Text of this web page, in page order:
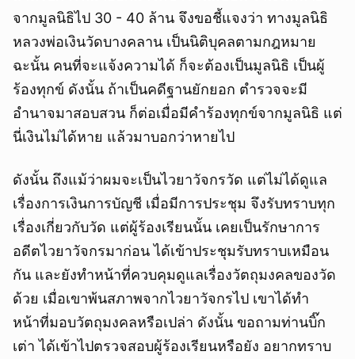
จากมูลนิธิไป 30 - 40 ล้าน จึงขอชี้แจงว่า ทางมูลนิธิ
หลวงพ่อเงินวัดบางคลาน เป็นนิติบุคลตามกฎหมาย
ฉะนั้น คนที่จะแจ้งความได้ ก็จะต้องเป็นมูลนิธิ เป็นผู้
ร้องทุกข์ ดังนั้น ถ้าเป็นคดีฐานยักยอก ตำรวจจะมี
อำนาจมาสอบสวน ก็ต่อเมื่อมีคำร้องทุกข์จากมูลนิธิ แต่
นี่เงินไม่ได้หาย แล้วมาบอกว่าหายไป
ดังนั้น ถึงแม้ว่าผมจะเป็นไวยาวัจกรวัด แต่ไม่ได้ดูแล
เรื่องการเงินการบัญชี เมื่อมีการประชุม จึงรับทราบทุก
เรื่องเกี่ยวกับวัด แต่ผู้ร้องเรียนนั้น เคยเป็นรักษาการ
อดีตไวยาวัจกรมาก่อน ได้เข้าประชุมรับทราบเหมือน
กัน และยังทำหน้าที่ควบคุมดูแลเรื่องวัตถุมงคลของวัด
ด้วย เมื่อเขาพ้นสภาพจากไวยาวัจกรไป เขาได้ทำ
หน้าที่มอบวัตถุมงคลหรือเปล่า ดังนั้น ขอถามท่านบิ๊ก
เต่า ได้เข้าไปตรวจสอบผู้ร้องเรียนหรือยัง อยากทราบ